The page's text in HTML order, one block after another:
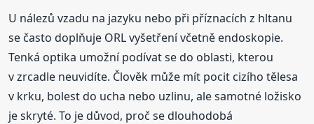
U nálezů vzadu na jazyku nebo při příznacích z hltanu
se často doplňuje ORL vyšetření včetně endoskopie.
Tenká optika umožní podívat se do oblasti, kterou
v zrcadle neuvidíte. Člověk může mít pocit cizího tělesa
v krku, bolest do ucha nebo uzlinu, ale samotné ložisko
je skryté. To je důvod, proč se dlouhodobá